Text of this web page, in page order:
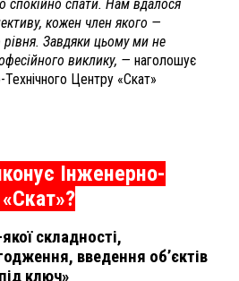
спокійно спати. Нам вдалося
кожен член якого —
Завдяки цьому ми не
виклику, — наголошує
Центру «Скат»
Інженерно-
складності,
введення об’єктів
ключ»